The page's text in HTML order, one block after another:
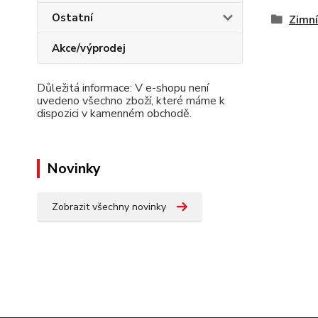
Ostatní
Akce/výprodej
Důležitá informace: V e-shopu není
uvedeno všechno zboží, které máme k
dispozici v kamenném obchodě.
Novinky
Zobrazit všechny novinky